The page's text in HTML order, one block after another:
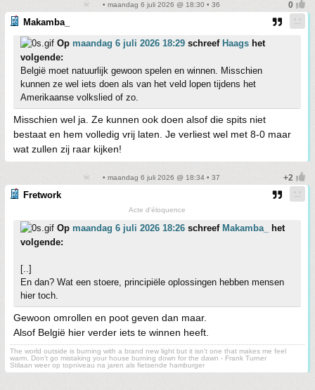
• maandag 6 juli 2026 @ 18:30 • 36
Makamba_
Op maandag 6 juli 2026 18:29 schreef Haags het
volgende:
België moet natuurlijk gewoon spelen en winnen. Misschien
kunnen ze wel iets doen als van het veld lopen tijdens het
Amerikaanse volkslied of zo.
Misschien wel ja. Ze kunnen ook doen alsof die spits niet
bestaat en hem volledig vrij laten. Je verliest wel met 8-0 maar
wat zullen zij raar kijken!
• maandag 6 juli 2026 @ 18:34 • 37
Fretwork
Acte d'éloquence
Op maandag 6 juli 2026 18:26 schreef Makamba_
het
volgende:
[..]
En dan? Wat een stoere, principiële oplossingen hebben mensen
hier toch.
Gewoon omrollen en poot geven dan maar.
Alsof België hier verder iets te winnen heeft.
The world outside is burning with a brand new light but it isn't one that makes me feel
warm. Don't go mistaking your house burning down for the dawn - Frank Turner
Stilaan weer op topniveau na jaren als fietsende hamburger